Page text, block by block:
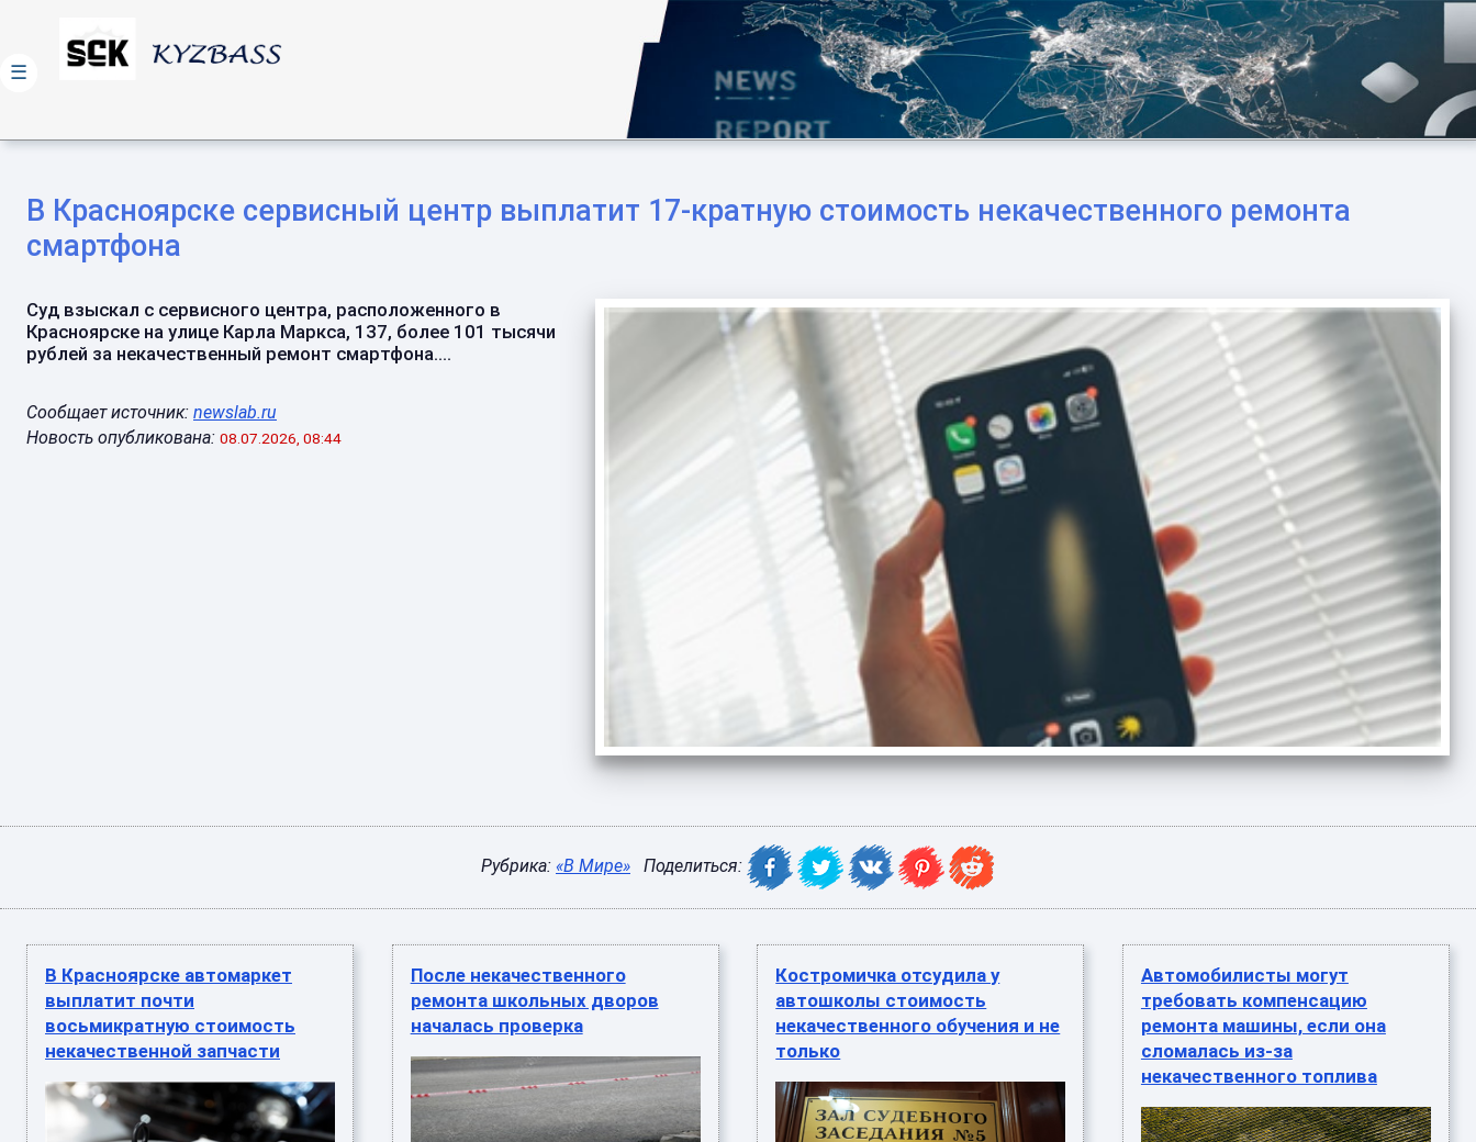
В Красноярске сервисный центр выплатит 17-кратную стоимость некачественного ремонта
смартфона
Суд взыскал с сервисного центра, расположенного в
Красноярске на улице Карла Маркса, 137, более 101 тысячи
рублей за некачественный ремонт смартфона....
Сообщает источник: newslab.ru
Новость опубликована: 08.07.2026, 08:44
Рубрика: «В Мире» Поделиться:
В Красноярске автомаркет
выплатит почти
восьмикратную стоимость
некачественной запчасти
После некачественного
ремонта школьных дворов
началась проверка
Костромичка отсудила у
автошколы стоимость
некачественного обучения и не
только
Автомобилисты могут
требовать компенсацию
ремонта машины, если она
сломалась из-за
некачественного топлива
☰